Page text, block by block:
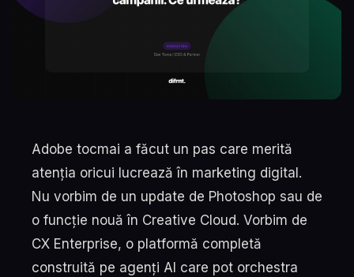
Adobe tocmai a făcut un pas care merită
atenția oricui lucrează în marketing digital.
Nu vorbim de un update de Photoshop sau de
o funcție nouă în Creative Cloud. Vorbim de
CX Enterprise, o platformă completă
construită pe agenți AI care pot orchestra